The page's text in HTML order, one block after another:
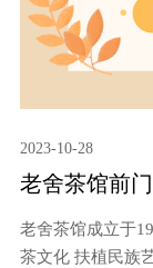
2023-10-28
老舍茶馆前
老舍茶馆成立于
茶文化 扶植民族